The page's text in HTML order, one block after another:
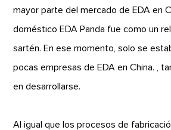
mayor parte del mercado de EDA en
doméstico EDA Panda fue como un
sartén. En ese momento, solo se
pocas empresas de EDA en China. ,
en desarrollarse.
Al igual que los procesos de